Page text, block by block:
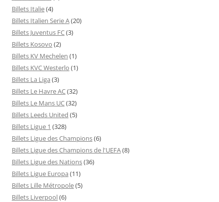
Billets Italie(4)
Billets Italien Serie A(20)
Billets Juventus FC(3)
Billets Kosovo (2)
Billets KV Mechelen (1)
Billets KVC Westerlo (1)
Billets La Liga (3)
Billets Le Havre AC(32)
Billets Le Mans UC(32)
Billets Leeds United (5)
Billets Ligue 1 (328)
Billets Ligue des Champions(6)
Billets Ligue des Champions de l'UEFA(8)
Billets Ligue des Nations(36)
Billets Ligue Europa (11)
Billets Lille Métropole(5)
Billets Liverpool(6)